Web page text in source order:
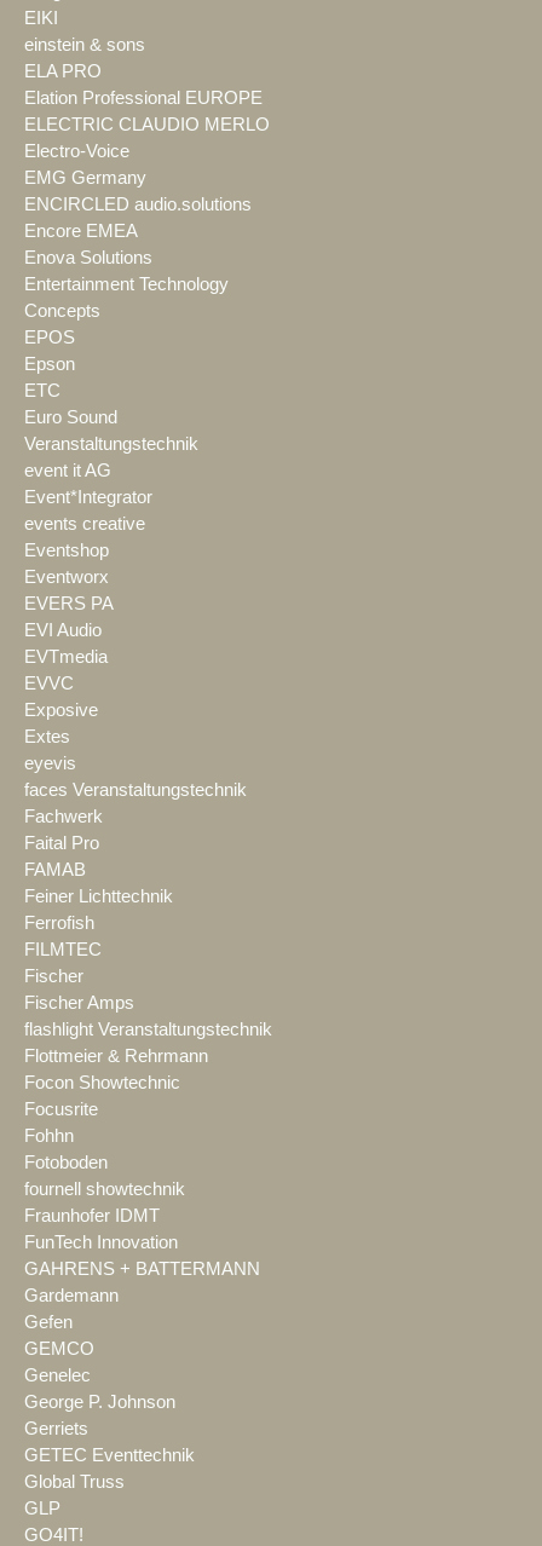
EIKI
einstein & sons
ELA PRO
Elation Professional EUROPE
ELECTRIC CLAUDIO MERLO
Electro-Voice
EMG Germany
ENCIRCLED audio.solutions
Encore EMEA
Enova Solutions
Entertainment Technology
Concepts
EPOS
Epson
ETC
Euro Sound
Veranstaltungstechnik
event it AG
Event*Integrator
events creative
Eventshop
Eventworx
EVERS PA
EVI Audio
EVTmedia
EVVC
Exposive
Extes
eyevis
faces Veranstaltungstechnik
Fachwerk
Faital Pro
FAMAB
Feiner Lichttechnik
Ferrofish
FILMTEC
Fischer
Fischer Amps
flashlight Veranstaltungstechnik
Flottmeier & Rehrmann
Focon Showtechnic
Focusrite
Fohhn
Fotoboden
fournell showtechnik
Fraunhofer IDMT
FunTech Innovation
GAHRENS + BATTERMANN
Gardemann
Gefen
GEMCO
Genelec
George P. Johnson
Gerriets
GETEC Eventtechnik
Global Truss
GLP
GO4IT!